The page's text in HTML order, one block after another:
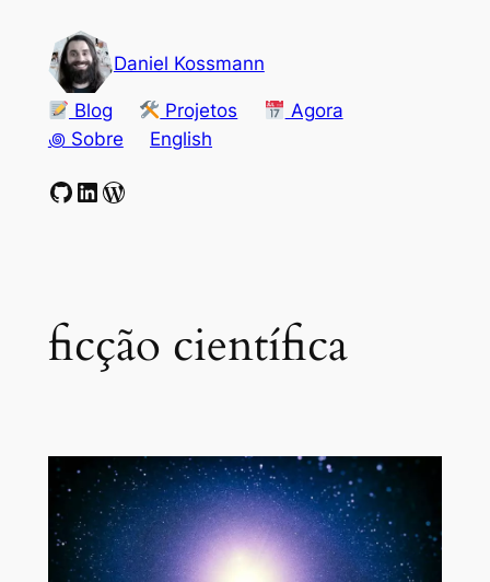
conteúdo
Daniel Kossmann
Blog Projetos
Agora
꩜ Sobre
English
GitHub
LinkedIn
WordPress
ficção científica